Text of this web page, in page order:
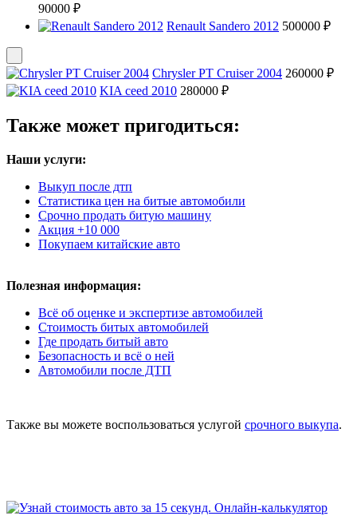
90000 ₽
Renault Sandero 2012 500000 ₽
Chrysler PT Cruiser 2004 260000 ₽
KIA ceed 2010 280000 ₽
Также может пригодиться:
Наши услуги:
Выкуп после дтп
Статистика цен на битые автомобили
Срочно продать битую машину
Акция +10 000
Покупаем китайские авто
Полезная информация:
Всё об оценке и экспертизе автомобилей
Стоимость битых автомобилей
Где продать битый авто
Безопасность и всё о ней
Автомобили после ДТП
Также вы можете воспользоваться услугой срочного выкупа.